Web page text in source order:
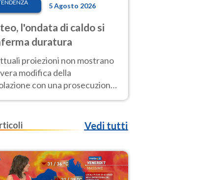
5 Agosto 2026
l'ondata di caldo si
duratura
proiezioni non mostrano
modifica della
con una prosecuzione
fuori scala per molti
Vedi tutti